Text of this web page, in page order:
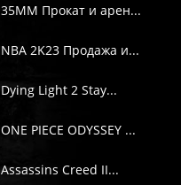
35MM Прокат и арен...
NBA 2K23 Продажа и...
Dying Light 2 Stay...
ONE PIECE ODYSSEY ...
Assassins Creed II...